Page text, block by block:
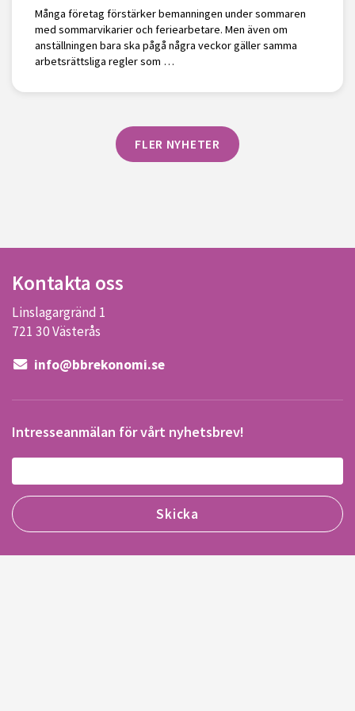
Många företag förstärker bemanningen under sommaren
med sommarvikarier och feriearbetare. Men även om
anställningen bara ska pågå några veckor gäller samma
arbetsrättsliga regler som …
FLER NYHETER
Kontakta oss
Linslagargränd 1
721 30 Västerås
info@bbrekonomi.se
Intresseanmälan för vårt nyhetsbrev!